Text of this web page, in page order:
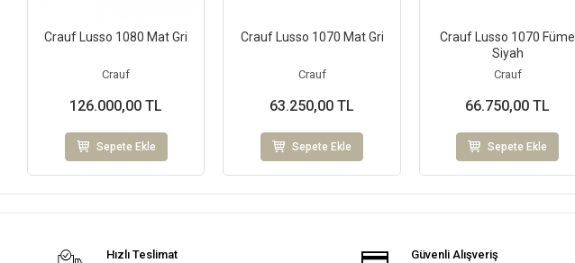
Crauf Lusso 1080 Mat Gri
Crauf
126.000,00 TL
Sepete Ekle
Crauf Lusso 1070 Mat Gri
Crauf
63.250,00 TL
Sepete Ekle
Crauf Lusso 1070 Füme
Siyah
Crauf
66.750,00 TL
Sepete Ekle
Hızlı Teslimat Güvenli Alışveriş